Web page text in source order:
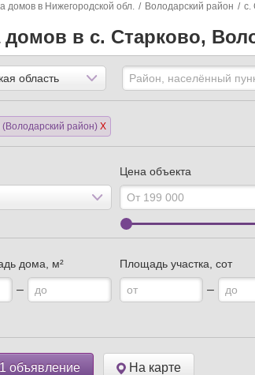
домов в Нижегородской обл. Володарский район с.
в с. Старково,
(Володарский район) X
Цена объекта
дома, м²
–
Площадь участка, сот
–
объявление На карте